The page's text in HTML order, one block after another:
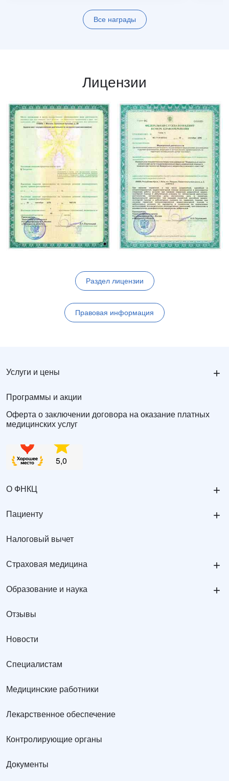
Все награды
Лицензии
Раздел лицензии
Правовая информация
Услуги и цены +
Программы и акции
Оферта о заключении договора на оказание платных
медицинских услуг
О ФНКЦ +
Пациенту +
Налоговый вычет
Страховая медицина +
Образование и наука +
Отзывы
Новости
Специалистам
Медицинские работники
Лекарственное обеспечение
Контролирующие органы
Документы